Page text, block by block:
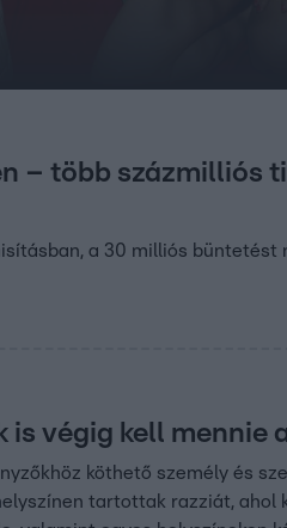
– több százmilliós
a 30 milliós büntetést
végig kell mennie
köthető személy és
tartottak razziát, ahol